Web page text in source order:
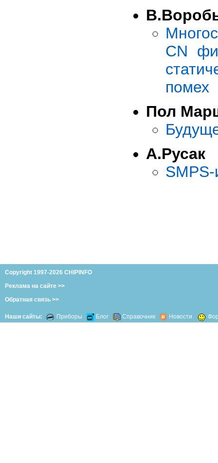
CN
помех
Пол
А.Русак
Copyright 1997-2026 CHIPINFO
Реклама на сайте >>
Обратная связь >>
Наши сайты: Приборы Блог Справочник Новости